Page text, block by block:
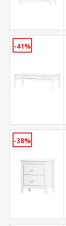
-41%
-38%